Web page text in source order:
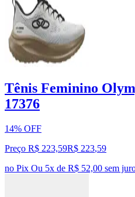
Tênis Feminino
17376
14% OFF
Preço R$ 223,59R$ 223,59
no Pix Ou 5x de R$ 52,00 sem